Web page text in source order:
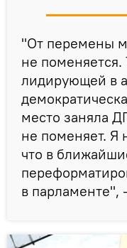
"От перемены
не поменяется.
лидирующей в
место заняла
не поменяет.
что в
в парламенте",